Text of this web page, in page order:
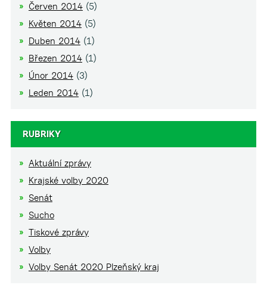
Červen 2014(5)
Květen 2014(5)
Duben 2014(1)
Březen 2014(1)
Únor 2014(3)
Leden 2014(1)
RUBRIKY
Aktuální zprávy
Krajské volby 2020
Senát
Sucho
Tiskové zprávy
Volby
Volby Senát 2020 Plzeňský kraj